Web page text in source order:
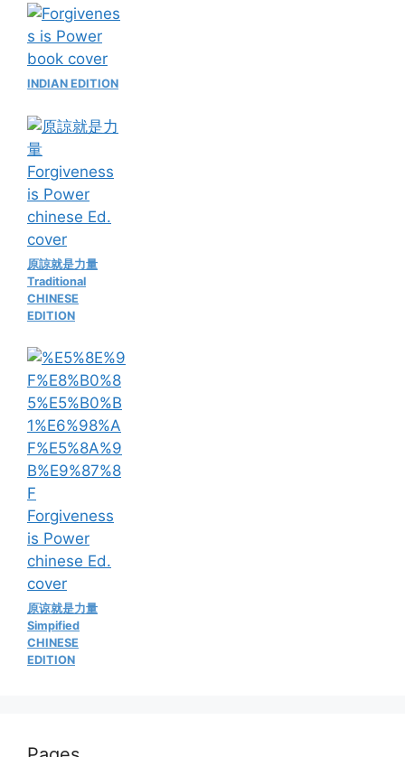
INDIAN EDITION
原諒就是力量
Traditional
CHINESE
EDITION
原谅就是力量
Simpified
CHINESE
EDITION